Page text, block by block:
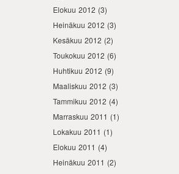
Elokuu 2012 (3)
Heinäkuu 2012 (3)
Kesäkuu 2012 (2)
Toukokuu 2012 (6)
Huhtikuu 2012 (9)
Maaliskuu 2012 (3)
Tammikuu 2012 (4)
Marraskuu 2011 (1)
Lokakuu 2011 (1)
Elokuu 2011 (4)
Heinäkuu 2011 (2)